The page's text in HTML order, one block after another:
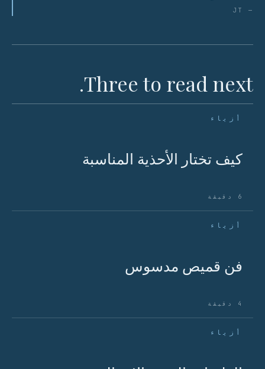
— JT
Three to read next.
أزياء
كيف تختار الأحذية المناسبة
6 دقيقة
أزياء
فن قميص مدسوس
4 دقيقة
أزياء